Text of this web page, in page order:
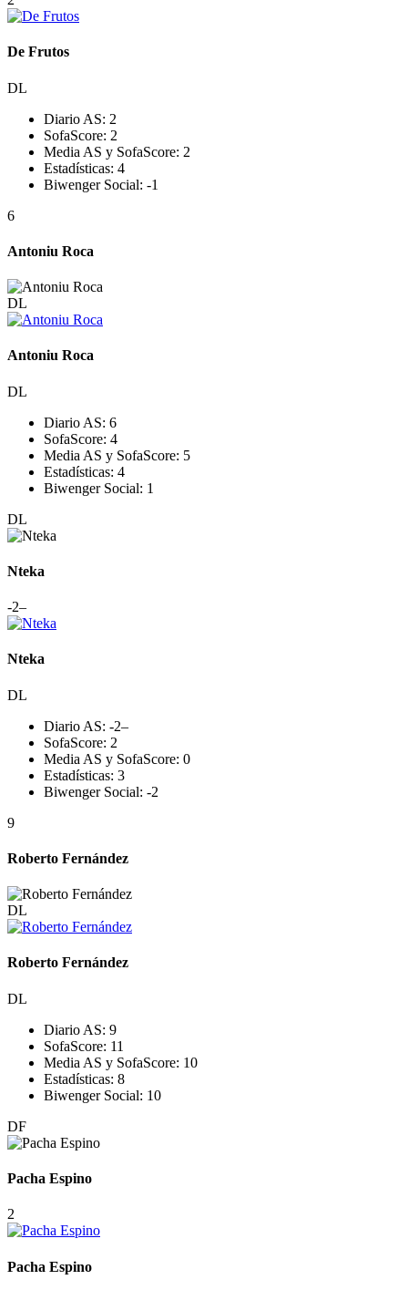
De Frutos
DL
Diario AS: 2
SofaScore: 2
Media AS y SofaScore: 2
Estadísticas: 4
Biwenger Social: -1
6
Antoniu Roca
DL
Antoniu Roca
DL
Diario AS: 6
SofaScore: 4
Media AS y SofaScore: 5
Estadísticas: 4
Biwenger Social: 1
DL
Nteka
-2–
Nteka
DL
Diario AS: -2–
SofaScore: 2
Media AS y SofaScore: 0
Estadísticas: 3
Biwenger Social: -2
9
Roberto Fernández
DL
Roberto Fernández
DL
Diario AS: 9
SofaScore: 11
Media AS y SofaScore: 10
Estadísticas: 8
Biwenger Social: 10
DF
Pacha Espino
2
Pacha Espino